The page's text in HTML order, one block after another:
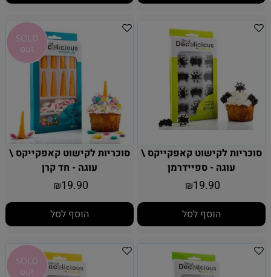
סוכריות לקישוט קאפקייקס \
עוגה - ספיידרמן
₪19.90
הוסף לסל
סוכריות לקישוט קאפקייקס \
עוגה - חד קרן
₪19.90
הוסף לסל